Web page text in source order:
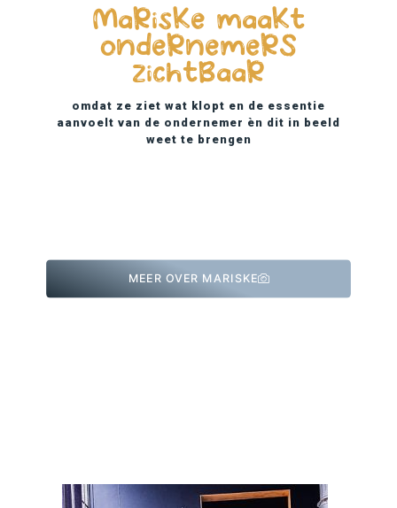
MaRisKe maaKt
ondeRnemeRS
zichtBaaR
omdat ze ziet wat klopt en de essentie
aanvoelt van de ondernemer èn dit in beeld
weet te brengen
MEER OVER MARISKE